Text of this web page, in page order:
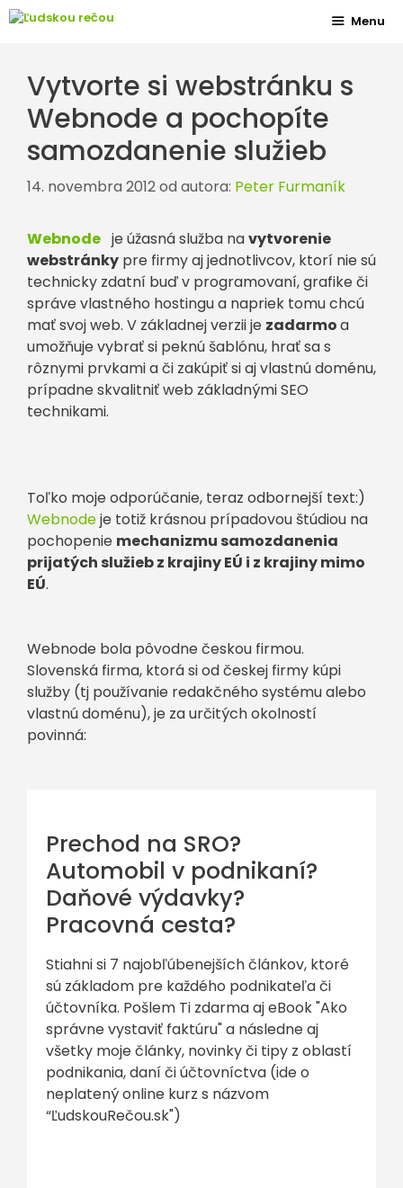
Preskočiť
Menu
Vytvorte si webstránku s
Webnode a pochopíte
samozdanenie služieb
14. novembra 2012od autora: Peter Furmaník
Webnode je úžasná služba navytvorenie
webstránky pre firmy aj jednotlivcov, ktorí nie sú
technicky zdatní buď v programovaní, grafike či
správe vlastného hostingu a napriek tomu chcú
mať svoj web. V základnej verzii je zadarmoa
umožňuje vybrať si peknú šablónu, hrať sa s
rôznymi prvkami a či zakúpiť si aj vlastnú doménu,
prípadne skvalitniť web základnými SEO
technikami.
Toľko moje odporúčanie, teraz odbornejší text:)
Webnodeje totiž krásnou prípadovou štúdiou na
pochopenie mechanizmu samozdanenia
prijatých služieb z krajiny EÚ i z krajiny mimo
EÚ.
Webnode bola pôvodne českou firmou.
Slovenská firma, ktorá si od českej firmy kúpi
služby (tj používanie redakčného systému alebo
vlastnú doménu), je za určitých okolností
povinná:
Prechod na SRO?
Automobil v podnikaní?
Daňové výdavky?
Pracovná cesta?
Stiahni si 7 najobľúbenejších článkov, ktoré
sú základom pre každého podnikateľa či
účtovníka. Pošlem Ti zdarma aj eBook "Ako
správne vystaviť faktúru" a následne aj
všetky moje články, novinky či tipy z oblastí
podnikania, daní či účtovníctva (ide o
neplatený online kurz s názvom
“ĽudskouRečou.sk")